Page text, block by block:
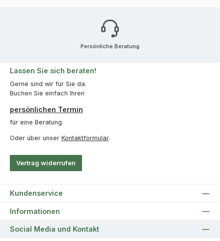
Persönliche Beratung
Lassen Sie sich beraten!
Gerne sind wir für Sie da.
Buchen Sie einfach Ihren
persönlichen Termin
für eine Beratung.
Oder über unser Kontaktformular.
Vertrag widerrufen
Kundenservice
Informationen
Social Media und Kontakt